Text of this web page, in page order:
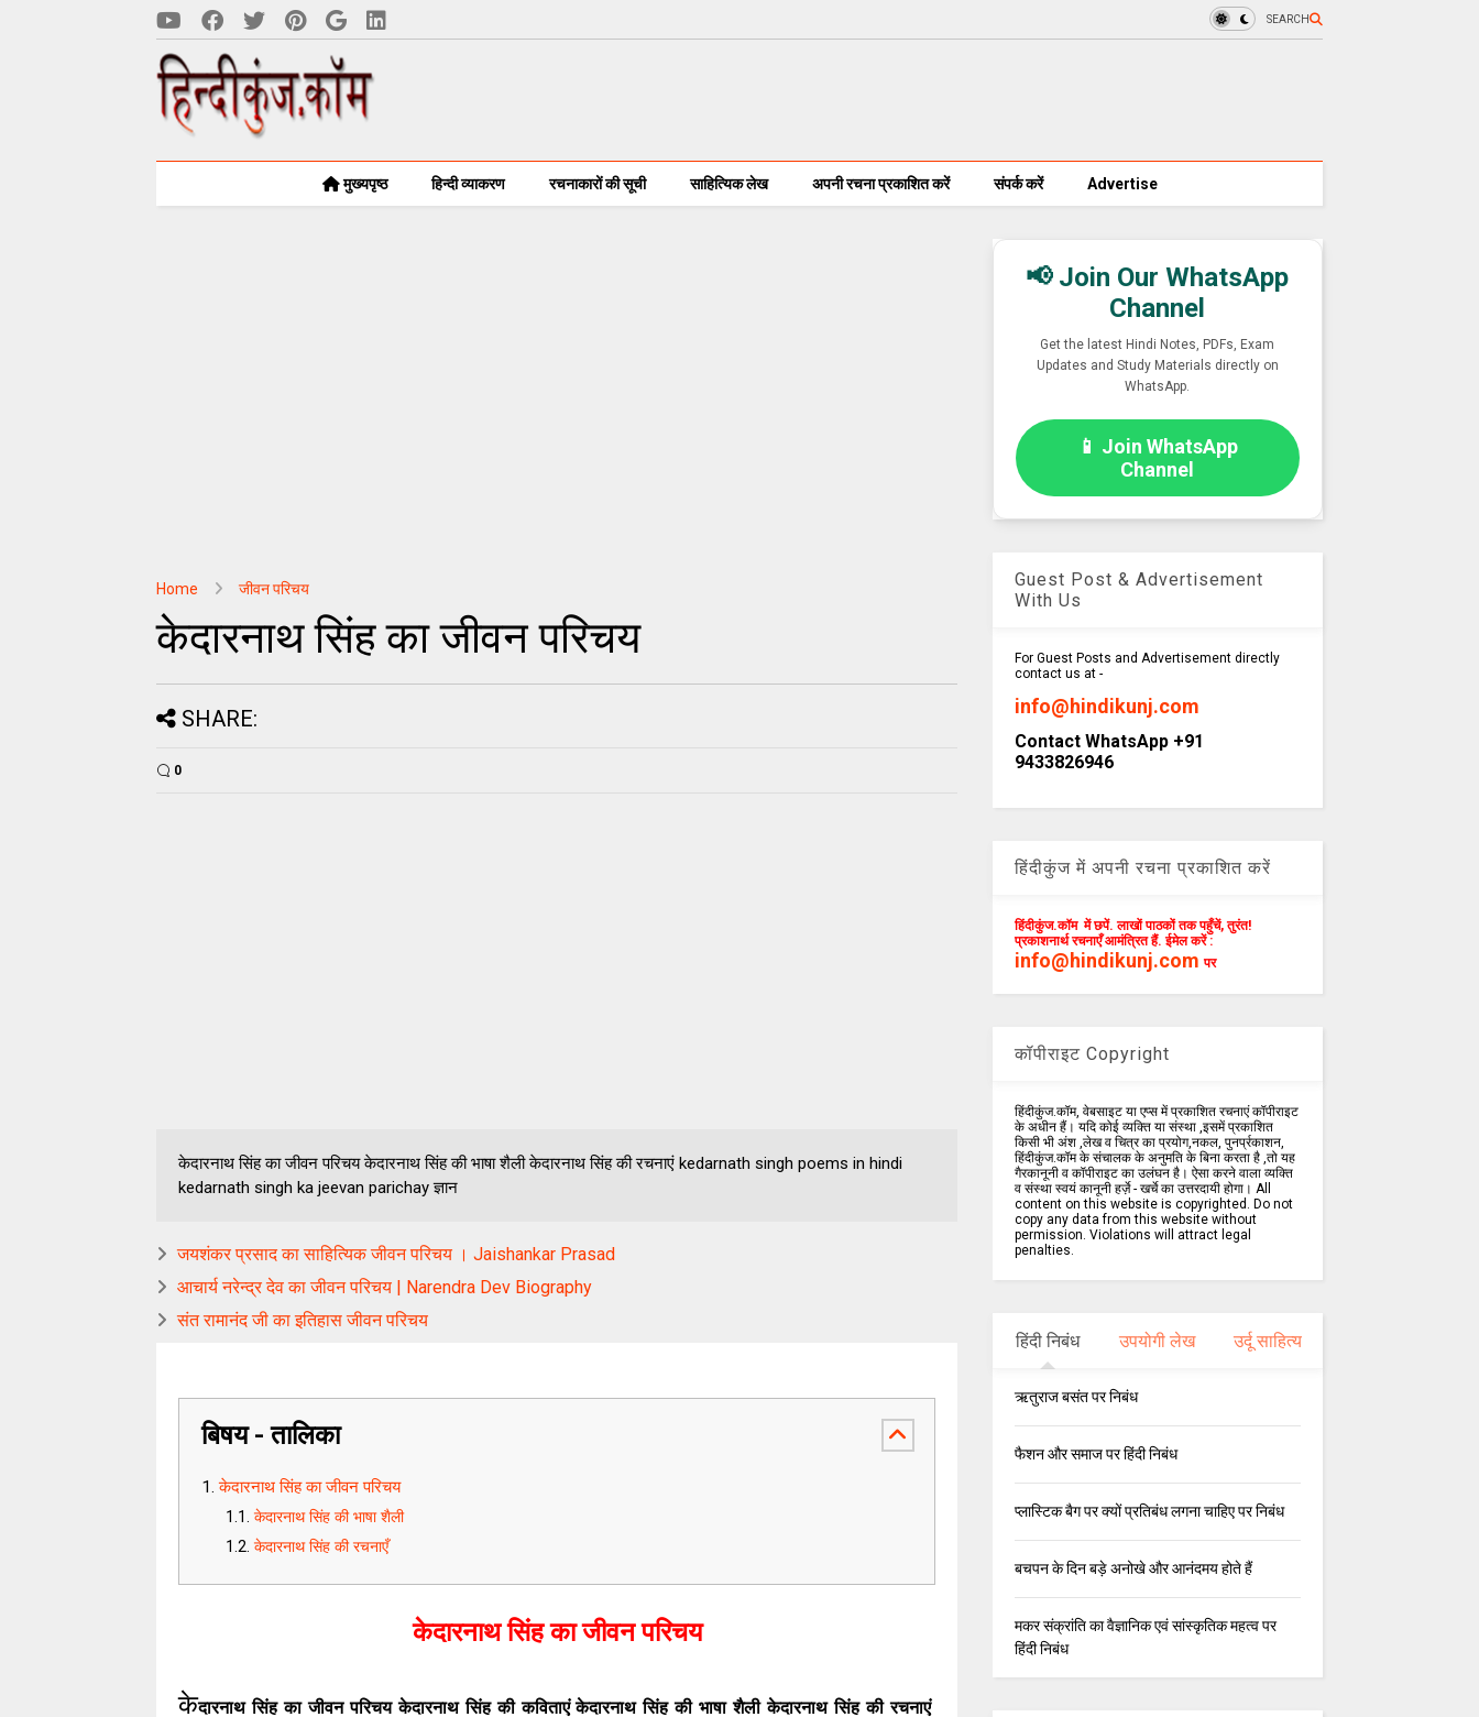
SEARCH
मुख्यपृष्ठ हिन्दी व्याकरण रचनाकारों की सूची साहित्यिक लेख अपनी रचना प्रकाशित करें संपर्क करें Advertise
Home जीवन परिचय
केदारनाथ सिंह का जीवन परिचय
SHARE:
0
केदारनाथ सिंह का जीवन परिचय केदारनाथ सिंह की भाषा शैली केदारनाथ सिंह की रचनाएं kedarnath singh poems in hindi
kedarnath singh ka jeevan parichay ज्ञान
जयशंकर प्रसाद का साहित्यिक जीवन परिचय । Jaishankar Prasad
आचार्य नरेन्द्र देव का जीवन परिचय | Narendra Dev Biography
संत रामानंद जी का इतिहास जीवन परिचय
बिषय - तालिका
केदारनाथ सिंह का जीवन परिचय
केदारनाथ सिंह की भाषा शैली
केदारनाथ सिंह की रचनाएँ
केदारनाथ सिंह का जीवन परिचय
केदारनाथ सिंह का जीवन परिचय केदारनाथ सिंह की कविताएं केदारनाथ सिंह की भाषा शैली केदारनाथ सिंह की रचनाएं
📢 Join Our WhatsApp
Channel
Get the latest Hindi Notes, PDFs, Exam
Updates and Study Materials directly on
WhatsApp.
📱 Join WhatsApp
Channel
Guest Post & Advertisement
With Us
For Guest Posts and Advertisement directly
contact us at -
info@hindikunj.com
Contact WhatsApp +91
9433826946
हिंदीकुंज में अपनी रचना प्रकाशित करें
हिंदीकुंज.कॉम में छपें. लाखों पाठकों तक पहुँचें, तुरंत!
प्रकाशनार्थ रचनाएँ आमंत्रित हैं. ईमेल करें :
info@hindikunj.com पर
कॉपीराइट Copyright
हिंदीकुंज.कॉम, वेबसाइट या एप्स में प्रकाशित रचनाएं कॉपीराइट
के अधीन हैं। यदि कोई व्यक्ति या संस्था ,इसमें प्रकाशित
किसी भी अंश ,लेख व चित्र का प्रयोग,नकल, पुनर्प्रकाशन,
हिंदीकुंज.कॉम के संचालक के अनुमति के बिना करता है ,तो यह
गैरकानूनी व कॉपीराइट का उलंघन है। ऐसा करने वाला व्यक्ति
व संस्था स्वयं कानूनी हर्ज़े - खर्चे का उत्तरदायी होगा। All
content on this website is copyrighted. Do not
copy any data from this website without
permission. Violations will attract legal
penalties.
हिंदी निबंध उपयोगी लेख उर्दू साहित्य
ऋतुराज बसंत पर निबंध
फैशन और समाज पर हिंदी निबंध
प्लास्टिक बैग पर क्यों प्रतिबंध लगना चाहिए पर निबंध
बचपन के दिन बड़े अनोखे और आनंदमय होते हैं
मकर संक्रांति का वैज्ञानिक एवं सांस्कृतिक महत्व पर
हिंदी निबंध